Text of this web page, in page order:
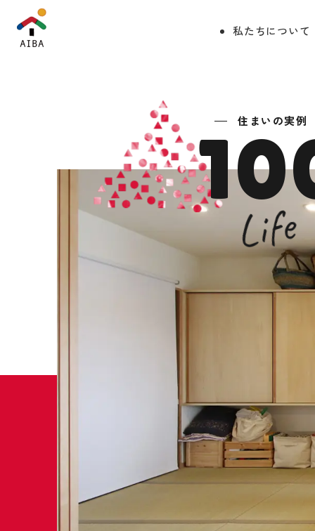
私たちについて
住まいの実例
Life